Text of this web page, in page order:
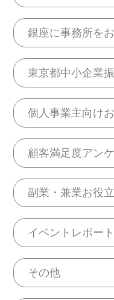
銀座に事務所を
東京都中小企業
個人事業主向け
顧客満足度アン
副業・兼業お役
イベントレポート
その他